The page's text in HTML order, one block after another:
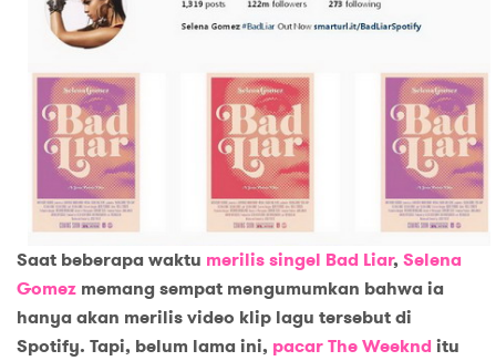
Saat beberapa waktu merilis singel Bad Liar, Selena
Gomez memang sempat mengumumkan bahwa ia
hanya akan merilis video klip lagu tersebut di
Spotify. Tapi, belum lama ini, pacar The Weeknd itu